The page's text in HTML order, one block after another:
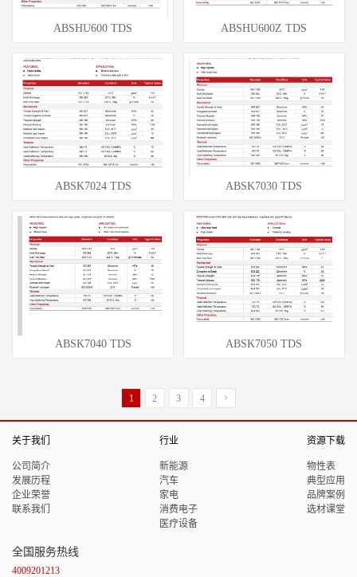
ABSHU600 TDS ABSHU600Z TDS
ABSK7024 TDS ABSK7030 TDS
ABSK7040 TDS ABSK7050 TDS
1 2 3 4
关于我们
公司简介
发展历程
企业荣誉
联系我们
行业
新能源
汽车
家电
消费电子
医疗设备
资源下载
物性表
典型应用
品牌案例
选材课堂
全国服务热线
4009201213